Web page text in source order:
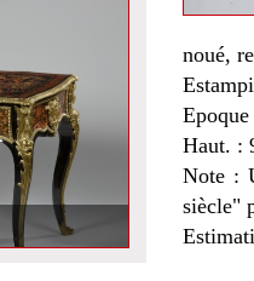
noué,
Haut. :
Note :
siècle"